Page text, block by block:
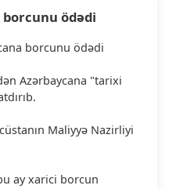
ödədi
Azərbaycana "tarixi
Maliyyə Nazirliyi
ay xarici borcun